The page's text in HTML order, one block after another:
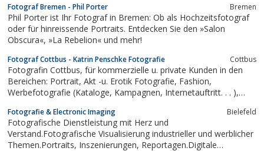
Fotograf Bremen - Phil Porter Bremen
Phil Porter ist Ihr Fotograf in Bremen: Ob als Hochzeitsfotograf
oder für hinreissende Portraits. Entdecken Sie den »Salon
Obscura«, »La Rebelion« und mehr!
Fotograf Cottbus - Katrin Penschke Fotografie Cottbus
Fotografin Cottbus, für kommerzielle u. private Kunden in den
Bereichen: Portrait, Akt -u. Erotik Fotografie, Fashion,
Werbefotografie (Kataloge, Kampagnen, Internetauftritt. . . ),
Hochzeitsfotografie und Interieur-Fotografie.
Fotografie & Electronic Imaging Bielefeld
Fotografische Dienstleistung mit Herz und
Verstand.Fotografische Visualisierung industrieller und werblicher
Themen.Portraits, Inszenierungen, Reportagen.Digitale